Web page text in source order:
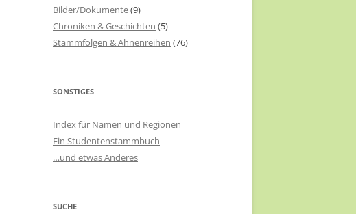
Bilder/Dokumente(9)
Chroniken & Geschichten (5)
Stammfolgen & Ahnenreihen (76)
SONSTIGES
Index für Namen und Regionen
Ein Studentenstammbuch
…und etwas Anderes
SUCHE